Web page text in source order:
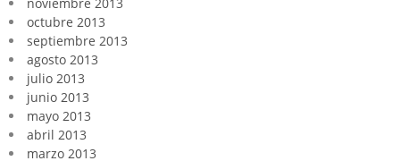
octubre 2013
septiembre 2013
agosto 2013
julio 2013
junio 2013
mayo 2013
abril 2013
marzo 2013